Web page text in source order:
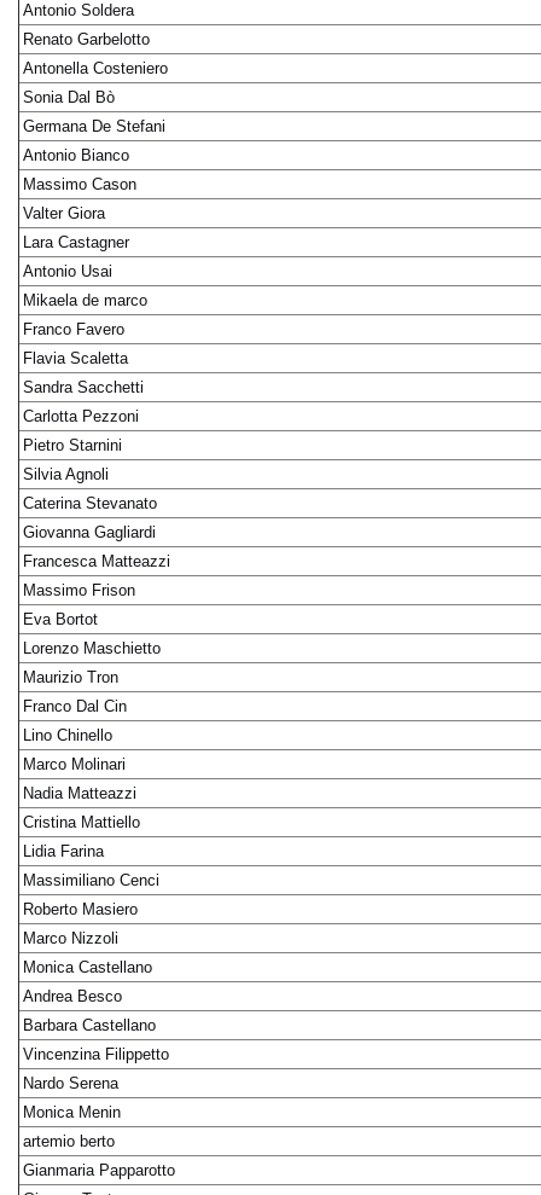
Antonio Soldera
Renato Garbelotto
Antonella Costeniero
Sonia Dal Bò
Germana De Stefani
Antonio Bianco
Massimo Cason
Valter Giora
Lara Castagner
Antonio Usai
Mikaela de marco
Franco Favero
Flavia Scaletta
Sandra Sacchetti
Carlotta Pezzoni
Pietro Starnini
Silvia Agnoli
Caterina Stevanato
Giovanna Gagliardi
Francesca Matteazzi
Massimo Frison
Eva Bortot
Lorenzo Maschietto
Maurizio Tron
Franco Dal Cin
Lino Chinello
Marco Molinari
Nadia Matteazzi
Cristina Mattiello
Lidia Farina
Massimiliano Cenci
Roberto Masiero
Marco Nizzoli
Monica Castellano
Andrea Besco
Barbara Castellano
Vincenzina Filippetto
Nardo Serena
Monica Menin
artemio berto
Gianmaria Papparotto